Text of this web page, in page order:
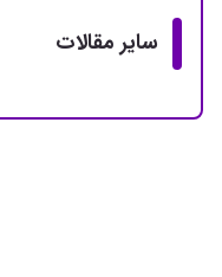
سایر مقالات